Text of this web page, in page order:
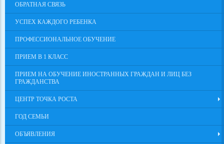
ОБРАТНАЯ СВЯЗЬ
УСПЕХ КАЖДОГО РЕБЕНКА
ПРОФЕССИОНАЛЬНОЕ ОБУЧЕНИЕ
ПРИЕМ В 1 КЛАСС
ПРИЕМ НА ОБУЧЕНИЕ ИНОСТРАННЫХ ГРАЖДАН И ЛИЦ БЕЗ
ГРАЖДАНСТВА
ЦЕНТР ТОЧКА РОСТА
ГОД СЕМЬИ
ОБЪЯВЛЕНИЯ